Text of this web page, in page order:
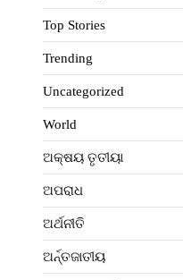
Top Stories
Trending
Uncategorized
World
ଅକ୍ଷୟ ତୃତୀୟା
ଅପରାଧ
ଅର୍ଥନୀତି
ଅର୍ନ୍ତଜାତୀୟ